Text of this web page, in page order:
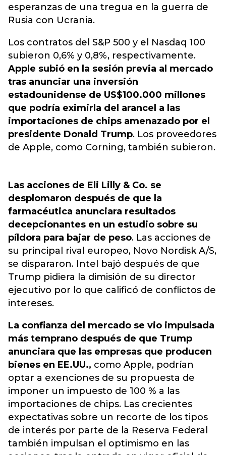
esperanzas de una tregua en la guerra de
Rusia con Ucrania.
Los contratos del S&P 500 y el Nasdaq 100
subieron 0,6% y 0,8%, respectivamente.
Apple subió en la sesión previa al mercado
tras anunciar una inversión
estadounidense de US$100.000 millones
que podría eximirla del arancel a las
importaciones de chips amenazado por el
presidente Donald Trump. Los proveedores
de Apple, como Corning, también subieron.
Las acciones de Eli Lilly & Co. se
desplomaron después de que la
farmacéutica anunciara resultados
decepcionantes en un estudio sobre su
píldora para bajar de peso. Las acciones de
su principal rival europeo, Novo Nordisk A/S,
se dispararon. Intel bajó después de que
Trump pidiera la dimisión de su director
ejecutivo por lo que calificó de conflictos de
intereses.
La confianza del mercado se vio impulsada
más temprano después de que Trump
anunciara que las empresas que producen
bienes en EE.UU., como Apple, podrían
optar a exenciones de su propuesta de
imponer un impuesto de 100 % a las
importaciones de chips. Las crecientes
expectativas sobre un recorte de los tipos
de interés por parte de la Reserva Federal
también impulsan el optimismo en las